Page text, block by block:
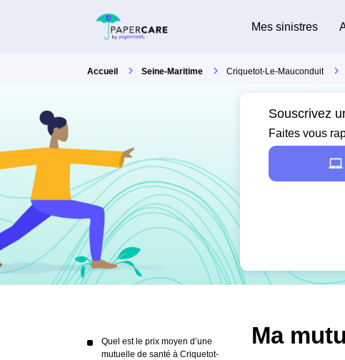
Mes sinistres
Accueil Seine-Maritime Criquetot-Le-Mauconduit
Souscrivez
Faites vous
Quel est le prix moyen d’une
mutuelle de santé à Criquetot-
Ma